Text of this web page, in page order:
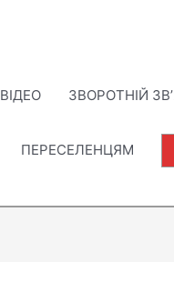
ВІДЕО ЗВОРОТНІЙ
ПЕРЕСЕЛЕНЦЯМ